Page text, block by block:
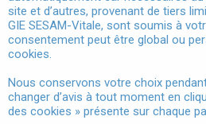
Conditions Générales
Données à Caractère
Accessibilité
Gestion des
site et d’autres, provenant de tiers
GIE SESAM-Vitale, sont soumis à
consentement peut être global ou
cookies.
Nous conservons votre choix
changer d’avis à tout moment en
des cookies » présente sur chaque